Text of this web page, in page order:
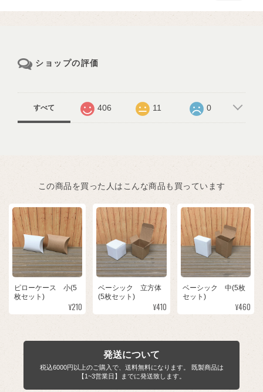
ショップの評価
すべて 406 11 0
この商品を買った人はこんな商品も買っています
ピローケース 小(5
枚セット)
¥210
ベーシック 立方体
(5枚セット)
¥410
ベーシック 中(5枚
セット)
¥460
発送について
税込6000円以上のご購入で、送料無料になります。 既製商品は
【1~3営業日】までに発送致します。